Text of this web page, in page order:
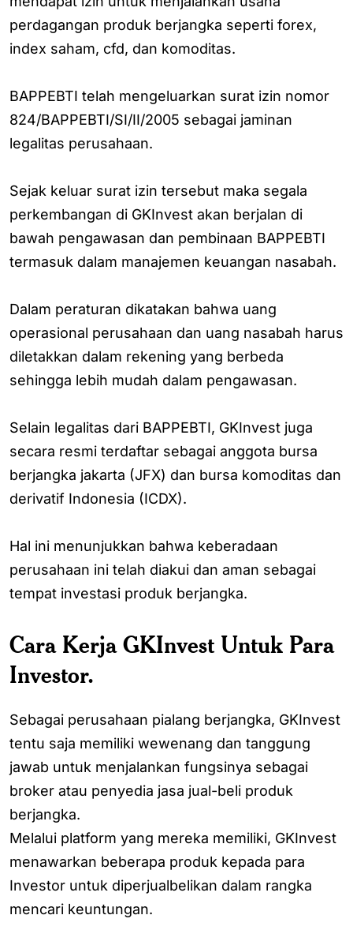
perdagangan produk berjangka seperti forex,
index saham, cfd, dan komoditas.
BAPPEBTI telah mengeluarkan surat izin nomor
824/BAPPEBTI/SI/II/2005 sebagai jaminan
legalitas perusahaan.
Sejak keluar surat izin tersebut maka segala
perkembangan di GKInvest akan berjalan di
bawah pengawasan dan pembinaan BAPPEBTI
termasuk dalam manajemen keuangan nasabah.
Dalam peraturan dikatakan bahwa uang
operasional perusahaan dan uang nasabah harus
diletakkan dalam rekening yang berbeda
sehingga lebih mudah dalam pengawasan.
Selain legalitas dari BAPPEBTI, GKInvest juga
secara resmi terdaftar sebagai anggota bursa
berjangka jakarta (JFX) dan bursa komoditas dan
derivatif Indonesia (ICDX).
Hal ini menunjukkan bahwa keberadaan
perusahaan ini telah diakui dan aman sebagai
tempat investasi produk berjangka.
Cara Kerja GKInvest Untuk Para
Investor.
Sebagai perusahaan pialang berjangka, GKInvest
tentu saja memiliki wewenang dan tanggung
jawab untuk menjalankan fungsinya sebagai
broker atau penyedia jasa jual-beli produk
berjangka.
Melalui platform yang mereka memiliki, GKInvest
menawarkan beberapa produk kepada para
Investor untuk diperjualbelikan dalam rangka
mencari keuntungan.